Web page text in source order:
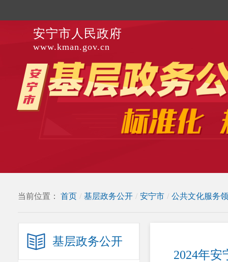
安宁市人民政府
www.kman.gov.cn
当前位置： 首页 / 基层政务公开 / 安宁市 / 公共文化服务
基层政务公开
2024年